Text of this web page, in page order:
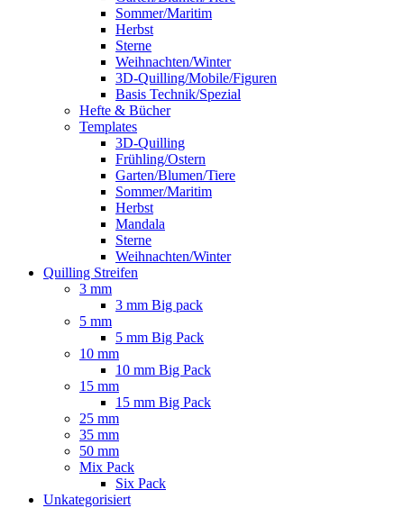
Sommer/Maritim
Herbst
Sterne
Weihnachten/Winter
3D-Quilling/Mobile/Figuren
Basis Technik/Spezial
Hefte & Bücher
Templates
3D-Quilling
Frühling/Ostern
Garten/Blumen/Tiere
Sommer/Maritim
Herbst
Mandala
Sterne
Weihnachten/Winter
Quilling Streifen
3 mm
3 mm Big pack
5 mm
5 mm Big Pack
10 mm
10 mm Big Pack
15 mm
15 mm Big Pack
25 mm
35 mm
50 mm
Mix Pack
Six Pack
Unkategorisiert